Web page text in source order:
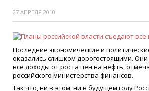
27 АПРЕЛЯ 2010
Последние экономические и
оказались слишком дорогостоящими.
все доходы от роста цен на нефть,
российского министерства финансов.
Так что, ни в этом, ни в будущем году